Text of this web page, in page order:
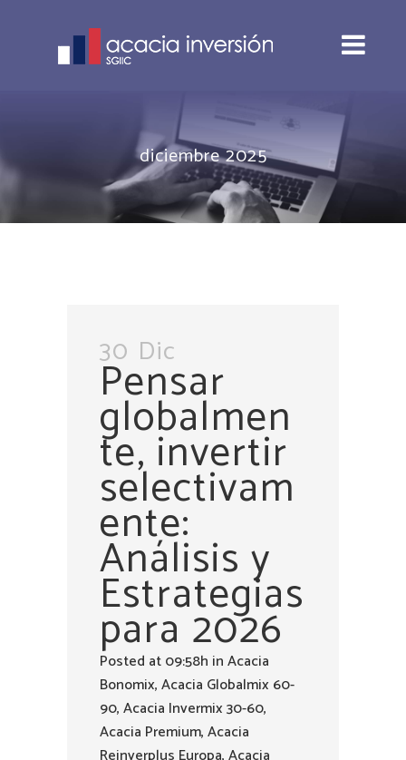
diciembre 2025
30 Dic
Pensar
globalmen
te, invertir
selectivam
ente:
Análisis y
Estrategias
para 2026
Posted at 09:58h inAcacia
Bonomix,Acacia Globalmix 60-
90,Acacia Invermix 30-60,
Acacia Premium,Acacia